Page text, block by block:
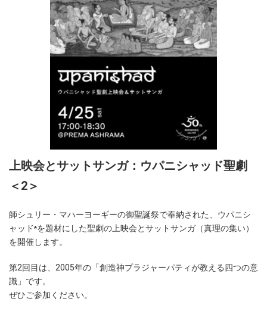
上映会とサットサンガ：ウパニシャッド聖劇
＜2＞
師シュリー・マハーヨーギーの御聖誕祭で奉納された、ウパニシ
ャッド*を題材にした聖劇の上映会とサットサンガ（真理の集い）
を開催します。
第2回目は、2005年の 「創造神プラジャーパティが教える四つの意
識」です。
ぜひご参加ください。